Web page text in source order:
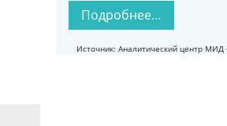
Подробнее…
Источник: Аналитический центр